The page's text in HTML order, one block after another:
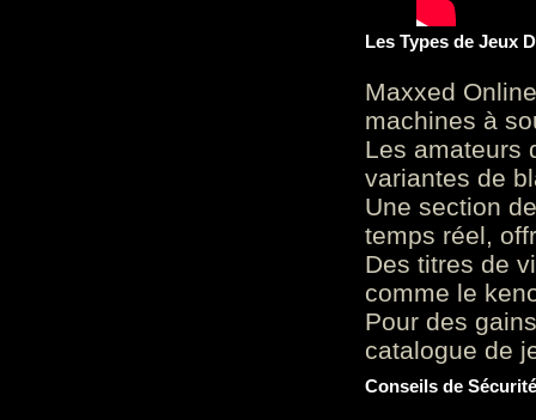
Les Types de Jeux
Maxxed
machines à
Les amateurs
variantes de
Une section
temps réel,
Des titres de
comme le
Pour des
catalogue de
Conseils de